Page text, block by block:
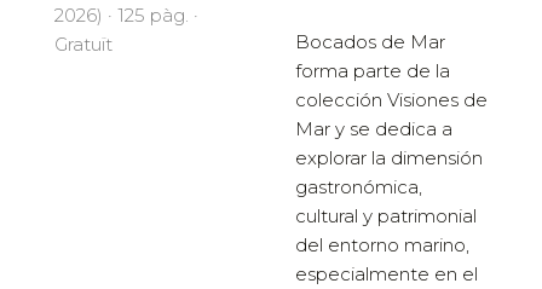
2026) · 125 pàg. ·
Gratuït
Bocados de Mar
forma parte de la
colección Visiones de
Mar y se dedica a
explorar la dimensión
gastronómica,
cultural y patrimonial
del entorno marino,
especialmente en el